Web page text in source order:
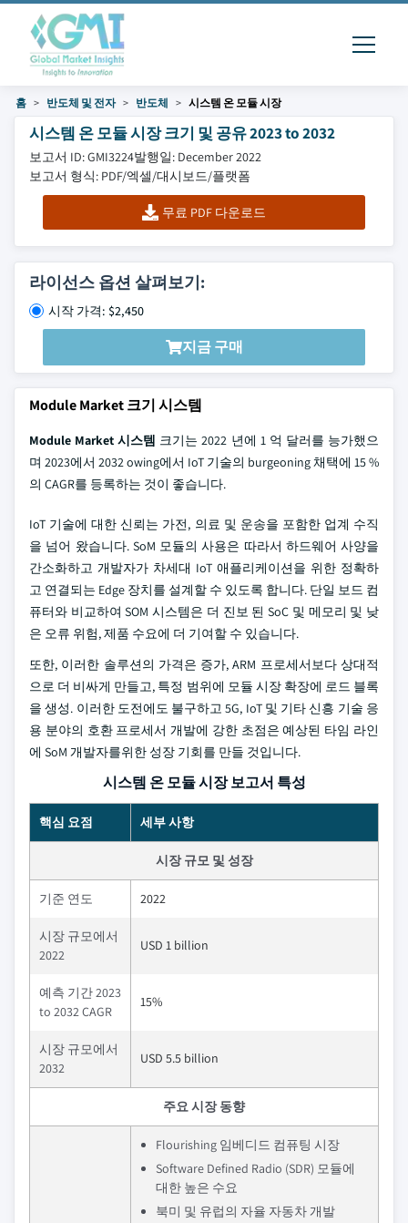
홈 반도체 및 전자 반도체 시스템 온 모듈 시장
시스템 온 모듈 시장 크기 및 공유 2023 to 2032
보고서 ID: GMI3224발행일: December 2022
보고서 형식: PDF/엑셀/대시보드/플랫폼
무료 PDF 다운로드
라이선스 옵션 살펴보기:
시작 가격: $2,450
지금 구매
Module Market 크기 시스템
Module Market 시스템 크기는 2022 년에 1 억 달러를 능가했으
며 2023에서 2032 owing에서 IoT 기술의 burgeoning 채택에 15 %
의 CAGR를 등록하는 것이 좋습니다.
IoT 기술에 대한 신뢰는 가전, 의료 및 운송을 포함한 업계 수직
을 넘어 왔습니다. SoM 모듈의 사용은 따라서 하드웨어 사양을
간소화하고 개발자가 차세대 IoT 애플리케이션을 위한 정확하
고 연결되는 Edge 장치를 설계할 수 있도록 합니다. 단일 보드 컴
퓨터와 비교하여 SOM 시스템은 더 진보 된 SoC 및 메모리 및 낮
은 오류 위험, 제품 수요에 더 기여할 수 있습니다.
또한, 이러한 솔루션의 가격은 증가, ARM 프로세서보다 상대적
으로 더 비싸게 만들고, 특정 범위에 모듈 시장 확장에 로드 블록
을 생성. 이러한 도전에도 불구하고 5G, IoT 및 기타 신흥 기술 응
용 분야의 호환 프로세서 개발에 강한 초점은 예상된 타임 라인
에 SoM 개발자를위한 성장 기회를 만들 것입니다.
시스템 온 모듈 시장 보고서 특성
핵심 요점 세부 사항
시장 규모 및 성장
기준 연도 2022
시장 규모에서
2022
USD 1 billion
예측 기간 2023
to 2032 CAGR
15%
시장 규모에서
2032
USD 5.5 billion
주요 시장 동향
Flourishing 임베디드 컴퓨팅 시장
Software Defined Radio (SDR) 모듈에
대한 높은 수요
북미 및 유럽의 자율 자동차 개발